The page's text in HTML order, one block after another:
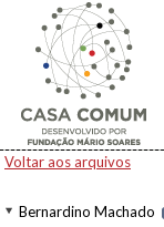
Voltar aos arquivos
Bernardino Machado